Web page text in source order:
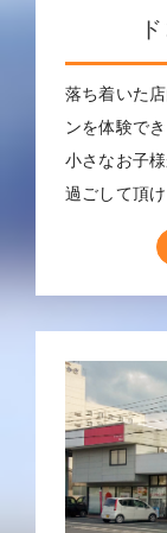
落ち着いた
ンを体験でき
小さなお子
過ごして頂